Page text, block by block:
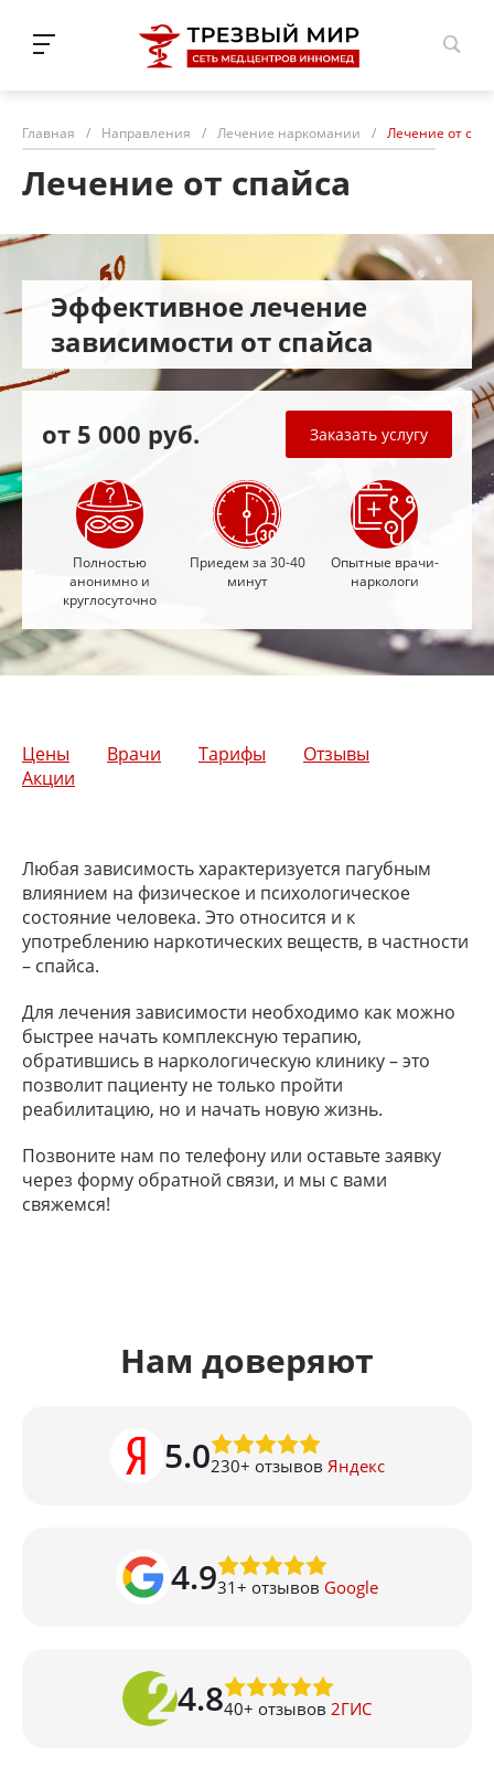
Главная / Направления / Лечение наркомании / Лечение от
Лечение от спайса
Эффективное лечение
зависимости от спайса
от 5 000 руб. Заказать услугу
Полностью
анонимно и
круглосуточно
Приедем за 30-40
минут
Опытные врачи-
наркологи
Цены Врачи Тарифы
Отзывы
Акции
Любая зависимость характеризуется пагубным
влиянием на физическое и психологическое
состояние человека. Это относится и к
употреблению наркотических веществ, в частности
– спайса.
Для лечения зависимости необходимо как можно
быстрее начать комплексную терапию,
обратившись в наркологическую клинику – это
позволит пациенту не только пройти
реабилитацию, но и начать новую жизнь.
Позвоните нам по телефону или оставьте заявку
через форму обратной связи, и мы с вами
свяжемся!
Нам доверяют
5.0230+ отзывов Яндекс
4.931+ отзывов Google
4.840+ отзывов 2ГИС